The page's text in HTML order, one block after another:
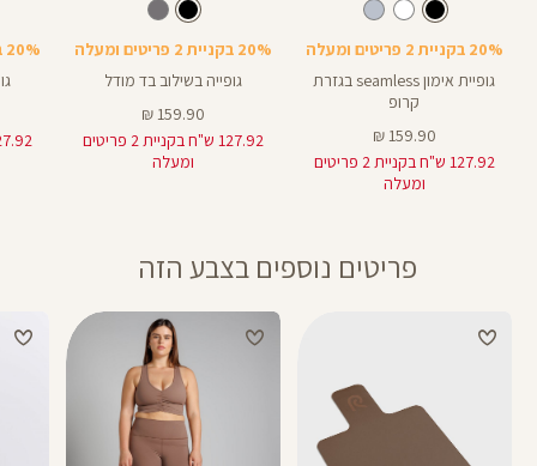
צבע
שחור
20% בקניית 2 פריטים ומעלה
גופיית אימון seamless בגזרת
קרופ
מחיר
מוצר
159.90 ₪
127.92 ש"ח בקניית 2 פריטים
ומעלה
צבע
שחור
20% בקניית 2 פריטים ומעלה
גופייה בשילוב בד מודל
מחיר
מוצר
159.90 ₪
127.92 ש"ח בקניית 2 פריטים
ומעלה
20% בקניית 2 פריטים ומעלה
פריטים נוספים בצבע הזה